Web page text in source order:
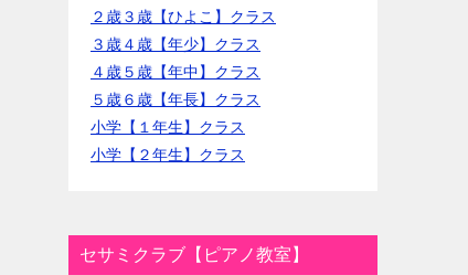
２歳３歳【ひよこ】クラス
３歳４歳【年少】クラス
４歳５歳【年中】クラス
５歳６歳【年長】クラス
小学【１年生】クラス
小学【２年生】クラス
セサミクラブ【ピアノ教室】